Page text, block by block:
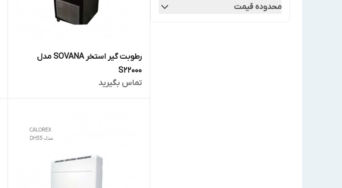
محدوده قیمت
رطوبت گیر استخر SOVANA مدل
S22000
تماس بگیرید